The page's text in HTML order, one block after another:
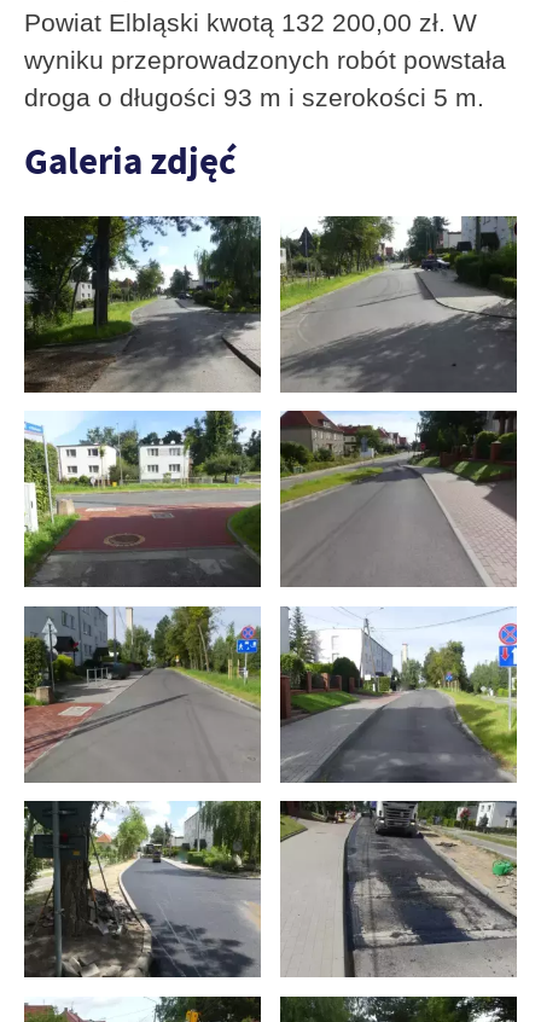
Powiat Elbląski kwotą 132 200,00 zł. W
wyniku przeprowadzonych robót powstała
droga o długości 93 m i szerokości 5 m.
Galeria zdjęć